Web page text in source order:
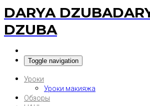
DARYA DZUBA
DZUBA
Toggle navigation
Уроки
Уроки макияжа
Обзоры